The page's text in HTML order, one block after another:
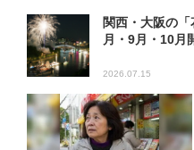
関西・大阪の
月・9月・10月
2026.07.15